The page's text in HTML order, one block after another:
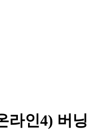
라인4) 버닝